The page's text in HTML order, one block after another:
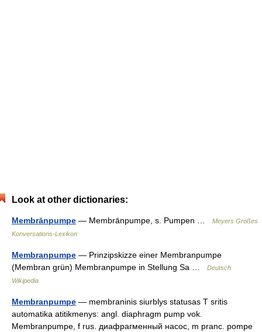
Look at other dictionaries:
Membrānpumpe — Membrānpumpe, s. Pumpen …
Meyers Großes
Konversations-Lexikon
Membranpumpe — Prinzipskizze einer Membranpumpe
(Membran grün) Membranpumpe in Stellung Sa …
Deutsch
Wikipedia
Membranpumpe — membraninis siurblys statusas T sritis
automatika atitikmenys: angl. diaphragm pump vok.
Membranpumpe, f rus. диафрагменный насос, m pranc. pompe